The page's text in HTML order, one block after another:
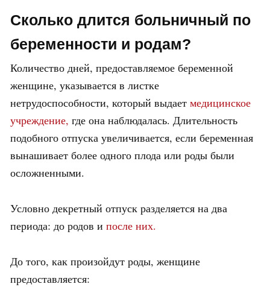
Сколько длится больничный по
беременности и родам?
Количество дней, предоставляемое беременной
женщине, указывается в листке
нетрудоспособности, который выдает медицинское
учреждение, где она наблюдалась. Длительность
подобного отпуска увеличивается, если беременная
вынашивает более одного плода или роды были
осложненными.
Условно декретный отпуск разделяется на два
периода: до родов и после них.
До того, как произойдут роды, женщине
предоставляется: